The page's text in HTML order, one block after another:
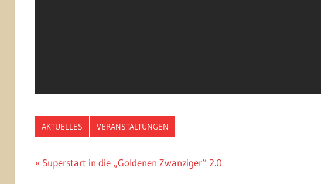
AKTUELLES VERANSTALTUNGEN
Beitragsnavigation
Vorheriger
Superstart in die „Goldenen Zwanziger“ 2.0